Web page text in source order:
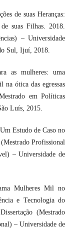
de suas Heranças:
suas Filhas. 2018.
– Universidade
Sul, Ijuí, 2018.
as mulheres: uma
na ótica das egressas
em Políticas
Luís, 2015.
Estudo de Caso no
Profissional
– Universidade de
Mulheres Mil no
e Tecnologia do
(Mestrado
– Universidade de